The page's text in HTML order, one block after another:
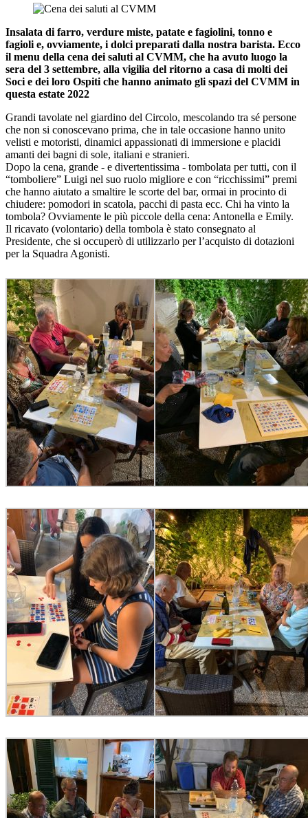
Insalata di farro, verdure miste, patate e fagiolini, tonno e
fagioli e, ovviamente, i dolci preparati dalla nostra barista. Ecco
il menu della cena dei saluti al CVMM, che ha avuto luogo la
sera del 3 settembre, alla vigilia del ritorno a casa di molti dei
Soci e dei loro Ospiti che hanno animato gli spazi del CVMM in
questa estate 2022
Grandi tavolate nel giardino del Circolo, mescolando tra sé persone
che non si conoscevano prima, che in tale occasione hanno unito
velisti e motoristi, dinamici appassionati di immersione e placidi
amanti dei bagni di sole, italiani e stranieri.
Dopo la cena, grande - e divertentissima - tombolata per tutti, con il
“tomboliere” Luigi nel suo ruolo migliore e con “ricchissimi” premi
che hanno aiutato a smaltire le scorte del bar, ormai in procinto di
chiudere: pomodori in scatola, pacchi di pasta ecc. Chi ha vinto la
tombola? Ovviamente le più piccole della cena: Antonella e Emily.
Il ricavato (volontario) della tombola è stato consegnato al
Presidente, che si occuperò di utilizzarlo per l’acquisto di dotazioni
per la Squadra Agonisti.